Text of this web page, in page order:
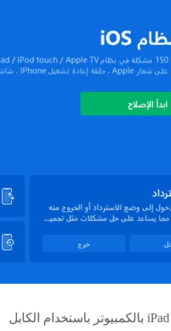
ثم قم بتوصيل جهاز iPad بالكمبيوتر باستخدام الكابل